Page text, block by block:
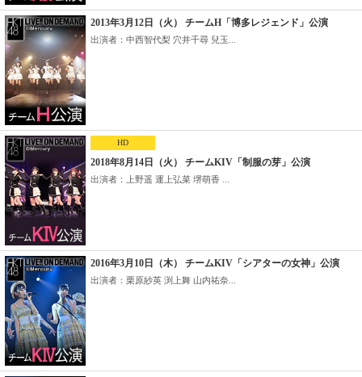
2013年3月12日（火） チームH「博多レジェンド」公演
出演者：中西智代梨 穴井千尋 兒玉...
HD
2018年8月14日（火） チームKIV「制服の芽」公演
出演者：上野遥 運上弘菜 堺萌香 ...
2016年3月10日（木） チームKIV「シアターの女神」公演
出演者：栗原紗英 渕上舞 山内祐奈...